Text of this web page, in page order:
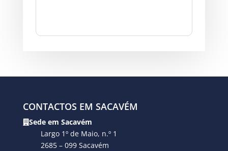
CONTACTOS EM SACAVÉM
Sede em Sacavém
Largo 1º de Maio, n.º 1
2685 – 099 Sacavém